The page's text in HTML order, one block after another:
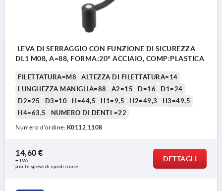
LEVA DI SERRAGGIO CON FUNZIONE DI SICUREZZA
DI.1 M08, A=88, FORMA:20° ACCIAIO, COMP:PLASTICA
FILETTATURA=M8
ALTEZZA DI FILETTATURA=14
LUNGHEZZA MANIGLIA=88
A2=15 D=16
D1=24
D2=25
D3=10 H=44,5 H1=9,5 H2=49,3
H3=49,5
H4=63,5
NUMERO DI DENTI =22
Numero d’ordine: K0112.1108
14,60 €
+ IVA
più le spese di spedizione
DETTAGLI